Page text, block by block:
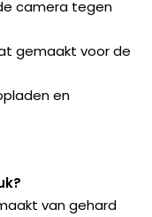
camera tegen
gemaakt voor de
en
van gehard